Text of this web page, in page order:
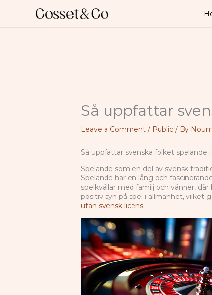
Så uppfattar
Leave a Comment / Public / By
Så uppfattar svenska folket spelande
Spelande som en del av svensk
Spelande har en lång och
spelkvällar med familj och vänner,
positiv syn på spel i allmänhet, vilket
utan svensk licens.